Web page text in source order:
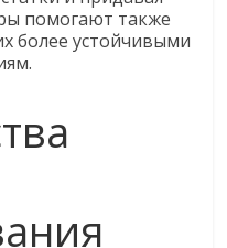
помогают также
более устойчивыми